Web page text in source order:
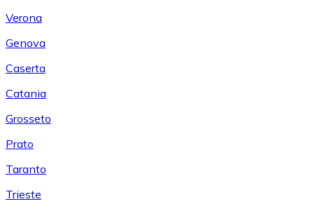
Verona
Genova
Caserta
Catania
Grosseto
Prato
Taranto
Trieste